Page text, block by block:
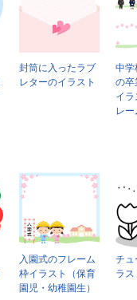
封筒に入ったラブ
レターのイラスト
中学
の卒
イ
レ
入園式のフレーム
枠イラスト（保育
園児・幼稚園生）
チュ
ラ